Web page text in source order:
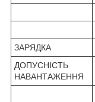
ЗАРЯДКА
ДОПУСНІСТЬ
НАВАНТАЖЕННЯ